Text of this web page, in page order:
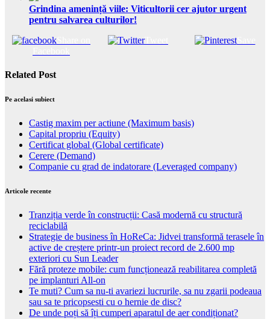
Grindina amenință viile: Viticultorii cer ajutor urgent
pentru salvarea culturilor!
Tweet Save
Related Post
Pe acelasi subiect
Castig maxim per actiune (Maximum basis)
Capital propriu (Equity)
Certificat global (Global certificate)
Cerere (Demand)
Companie cu grad de indatorare (Leveraged company)
Articole recente
Tranziția verde în construcții: Casă modernă cu structură
reciclabilă
Strategie de business în HoReCa: Jidvei transformă terasele în
active de creștere printr-un proiect record de 2.600 mp
exteriori cu Sun Leader
Fără proteze mobile: cum funcționează reabilitarea completă
pe implanturi All-on
Te muti? Cum sa nu-ti avariezi lucrurile, sa nu zgarii podeaua
sau sa te pricopsesti cu o hernie de disc?
De unde poți să îți cumperi aparatul de aer condiționat?